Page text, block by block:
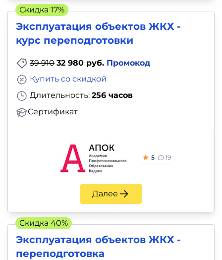
Эксплуатация объектов ЖКХ -
курс переподготовки
39 910 32 980 руб. Промокод
Длительность: 256 часов
Сертификат
Купить со скидкой
5 19
Далее
Скидка 17%
Эксплуатация объектов ЖКХ -
переподготовка
Скидка 40%